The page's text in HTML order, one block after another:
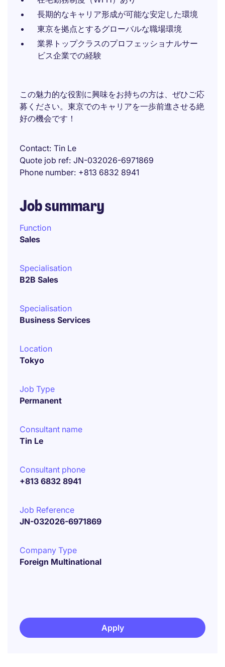
長期的なキャリア形成が可能な安定した環境
東京を拠点とするグローバルな職場環境
業界トップクラスのプロフェッショナルサー
ビス企業での経験
この魅力的な役割に興味をお持ちの方は、ぜひご応
募ください。東京でのキャリアを一歩前進させる絶
好の機会です！
Contact Tin Le
Quote job ref JN-032026-6971869
Phone number +813 6832 8941
Job summary
Function
Sales
Specialisation
B2B Sales
Specialisation
Business Services
Location
Tokyo
Job Type
Permanent
Consultant name
Tin Le
Consultant phone
+813 6832 8941
Job Reference
JN-032026-6971869
Company Type
Foreign Multinational
Apply